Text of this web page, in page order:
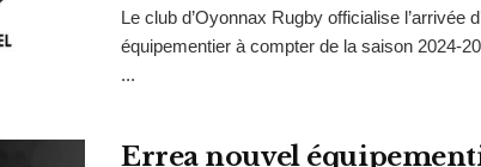
Le club d’Oyonnax Rugby officialise l’arrivée
équipementier à compter de la saison 2024-
...
Errea nouvel